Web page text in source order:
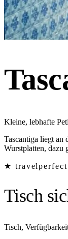
Kleine, lebhafte
Tascantiga liegt an
Wurstplatten, dazu
★ travelperfect
Tisch
Tisch,